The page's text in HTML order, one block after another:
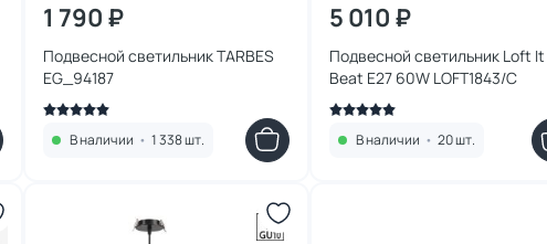
1 790 ₽
Подвесной светильник TARBES
EG_94187
В наличии • 1 338 шт.
5 010 ₽
Подвесной светильник Loft It
Beat E27 60W LOFT1843/C
В наличии • 20 шт.